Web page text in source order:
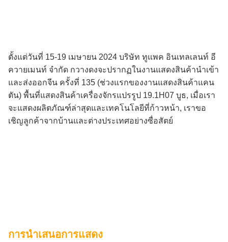
ตั้งแต่วันที่ 15-19 เมษายน 2024 บริษัท ทูแพค อินเทลเลนท์ อี
ควายเมนท์ จํากัด กวางดงจะปรากฏในงานแสดงสินค้านําเข้า
และส่งออกจีน ครั้งที่ 135 (ช่วงแรกของงานแสดงสินค้าแคน
ตัน) พื้นที่แสดงสินค้าเครื่องจักรแปรรูป 19.1H07 บูธ, เมื่อเรา
จะแสดงผลิตภัณฑ์ล่าสุดและเทคโนโลยีที่ก้าวหน้า, เราขอ
เชิญลูกค้าจากบ้านและต่างประเทศอย่างซื่อสัตย์
การนําเสนอการแสดง